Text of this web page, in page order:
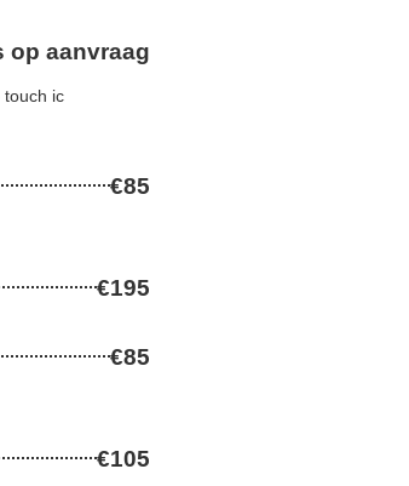
op aanvraag
touch ic
€85
€195
€85
€105